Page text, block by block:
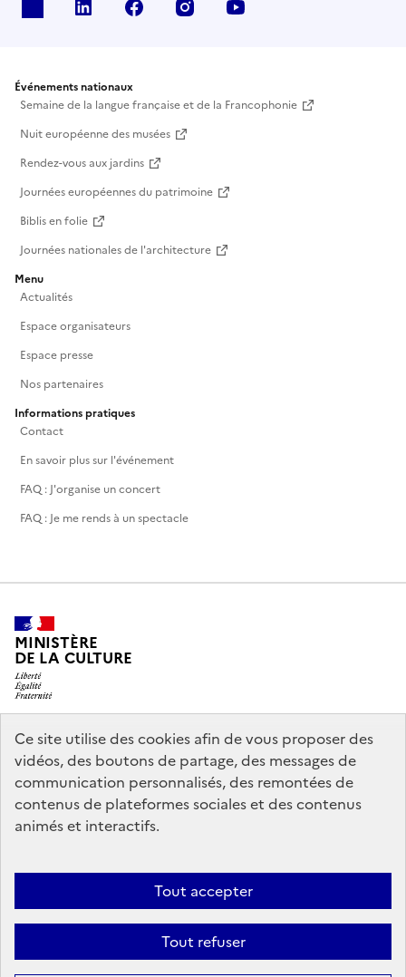
Ce site utilise des cookies afin de vous proposer des
vidéos, des boutons de partage, des messages de
communication personnalisés, des remontées de
contenus de plateformes sociales et des contenus
animés et interactifs.
Tout accepter
Tout refuser
Linkedin Facebook Instagram
Événements nationaux
Semaine de la langue française et de la Francophonie
Nuit européenne des musées
Rendez-vous aux jardins
Journées européennes du patrimoine
Biblis en folie
Journées nationales de l'architecture
Menu
Actualités
Espace organisateurs
Espace presse
Nos partenaires
Informations pratiques
Contact
En savoir plus sur l'événement
FAQ : J'organise un concert
FAQ : Je me rends à un spectacle
MINISTÈRE
DE LA CULTURE
legifrance.gouv.fr
info.gouv.fr
service-public.gouv.fr
data.gouv.fr
Accessibilité : partiellement conforme
Politique générale de
Mentions légales
témoins de connexion (cookies)
Crédits